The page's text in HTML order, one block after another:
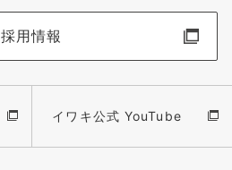
採用情報
イワキ公式 YouTube